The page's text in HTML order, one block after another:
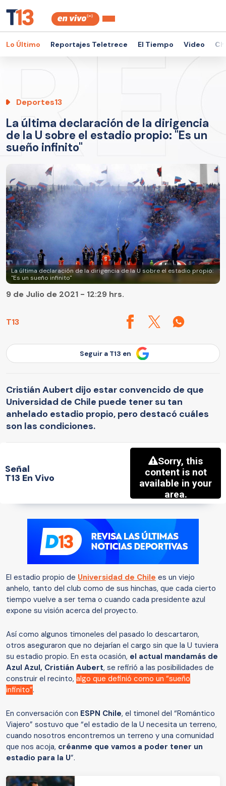
Lo Último Reportajes Teletrece El Tiempo Video
Deportes13
La última declaración de la dirigencia
de la U sobre el estadio propio: "Es un
sueño infinito"
La última declaración de la dirigencia de la U sobre el estadio propio:
"Es un sueño infinito"
T13
9 de Julio de 2021 - 12:29 hrs.
Seguir a T13 en
Cristián Aubert dijo estar convencido de que
Universidad de Chile puede tener su tan
anhelado estadio propio, pero destacó cuáles
son las condiciones.
Señal
T13 En Vivo
El estadio propio de Universidad de Chile es un viejo
anhelo, tanto del club como de sus hinchas, que cada cierto
tiempo vuelve a ser tema o cuando cada presidente azul
expone su visión acerca del proyecto.
Así como algunos timoneles del pasado lo descartaron,
otros aseguraron que no dejarían el cargo sin que la U tuviera
su estadio propio. En esta ocasión, el actual mandamás de
Azul Azul, Cristián Aubert, se refirió a las posibilidades de
construir el recinto, algo que definió como un “sueño
infinito”.
En conversación con ESPN Chile, el timonel del “Romántico
Viajero” sostuvo que “el estadio de la U necesita un terreno,
cuando nosotros encontremos un terreno y una comunidad
que nos acoja, créanme que vamos a poder tener un
estadio para la U”.